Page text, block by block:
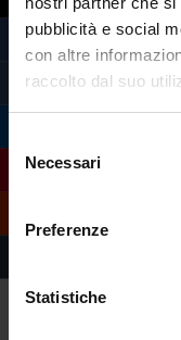
pubblicità e social
con altre
raccolto dal suo
delNecessari
Preferenze
Statistiche